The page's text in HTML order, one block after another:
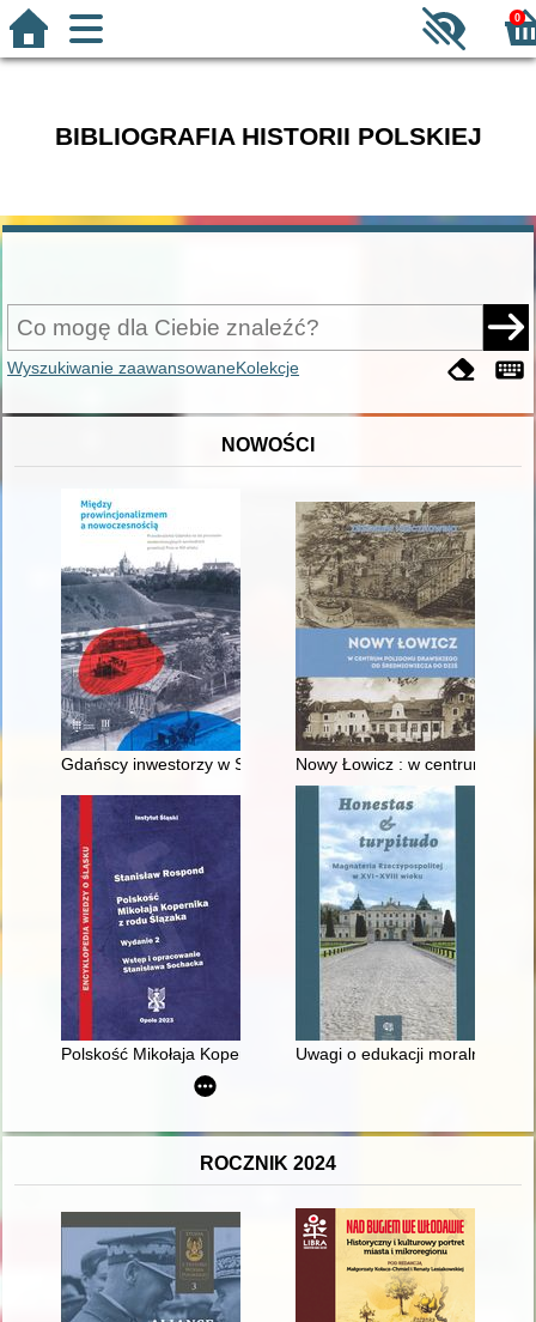
0
BIBLIOGRAFIA HISTORII POLSKIEJ
Wyszukiwanie zaawansowaneKolekcje
NOWOŚCI
Gdańscy inwestorzy w Sopocie : prestiż finansowy i
Nowy Łowicz : w centrum
Polskość Mikołaja Kopernika z rodu ŚlązakaUwagi o edukacji moralnej
ROCZNIK 2024